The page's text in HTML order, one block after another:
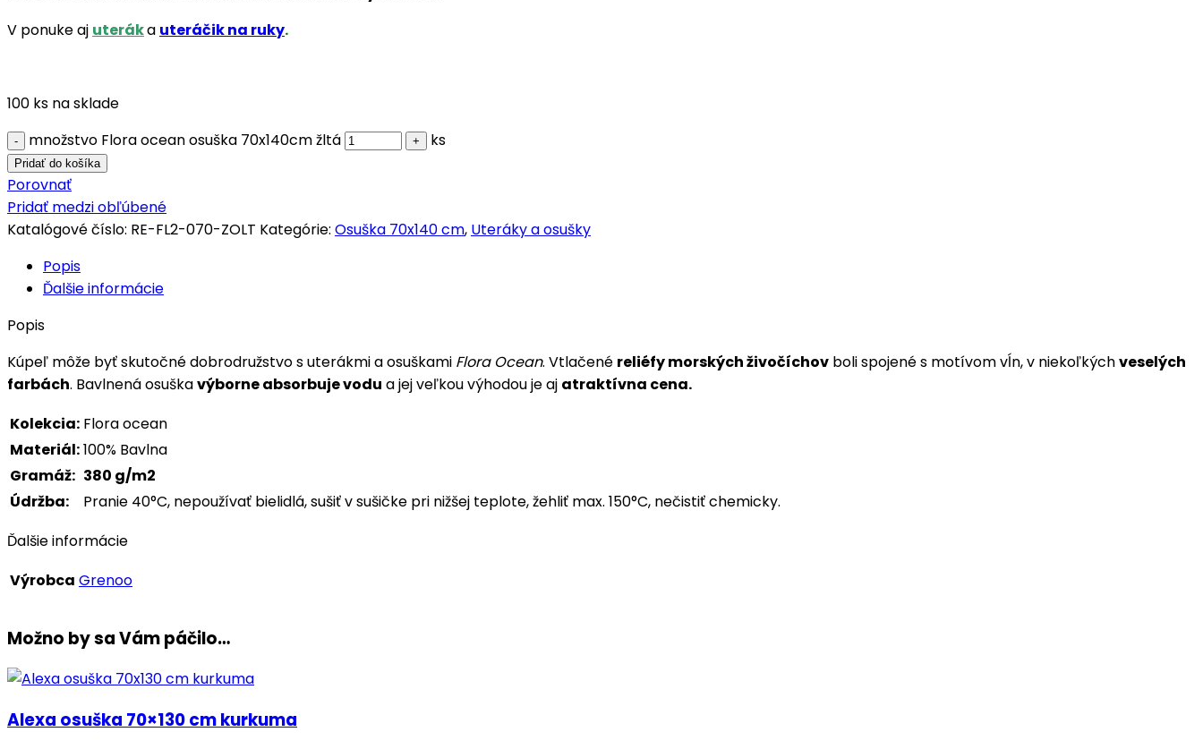
V ponuke aj uteráka uteráčik na ruky.
100 ks na sklade
množstvo Flora ocean osuška 70x140cm žltá
ks
Pridať do košíka
Porovnať
Pridať medzi obľúbené
Katalógové číslo: RE-FL2-070-ZOLT Kategórie: Osuška 70x140 cm, Uteráky a osušky
Popis
Ďalšie informácie
Popis
Kúpeľ môže byť skutočné dobrodružstvo s uterákmi a osuškami Flora Ocean. Vtlačené reliéfy morských živočíchov boli spojené s motívom vĺn, v niekoľkýchveselých
farbách. Bavlnená osuškavýborne absorbuje vodu a jej veľkou výhodou je aj atraktívna cena.
Kolekcia: Flora ocean
Materiál:100% Bavlna
Gramáž: 380 g/m2
Údržba:
Pranie 40°C, nepoužívať bielidlá, sušiť v sušičke pri nižšej teplote, žehliť max. 150°C, nečistiť chemicky.
Ďalšie informácie
Výrobca Grenoo
Možno by sa Vám páčilo…
Alexa osuška 70×130 cm kurkuma